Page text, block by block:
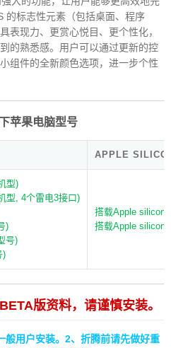
的标志性元素（包括桌面、程序
表现力、更赏心悦目、更个性化，
的熟悉感。用户可以通过更新的控
组件的全新颜色选项，进一步个性
苹果电脑型号
APPLE
型)
型, 4个雷电3接口)
)
号)
)
搭载Apple silicon
搭载Apple silicon
版资料，请谨慎安装。
般用户安装。2、折腾前请先做好重